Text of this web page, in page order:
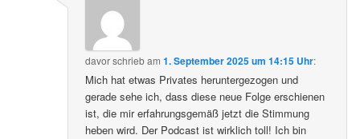
davorschriebam1. September 2025 um 14:15 Uhr:
Mich hat etwas Privates heruntergezogen und
gerade sehe ich, dass diese neue Folge erschienen
ist, die mir erfahrungsgemäß jetzt die Stimmung
heben wird. Der Podcast ist wirklich toll! Ich bin